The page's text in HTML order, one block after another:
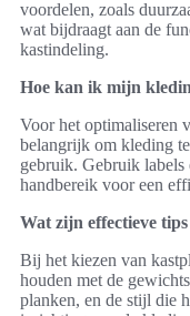
voordelen, zoals
wat bijdraagt aan de
kastindeling.
Hoe kan ik mijn
Voor het optimaliseren
belangrijk om kleding
gebruik. Gebruik labels
handbereik voor een
Wat zijn effectieve
Bij het kiezen van
houden met de
planken, en de stijl die